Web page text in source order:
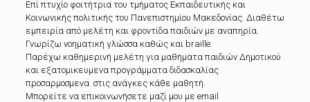
Επί πτυχίο φοιτήτρια του τμήματος Εκπαιδευτικής και
Κοινωνικής πολιτικής του Πανεπιστημίου Μακεδονίας. Διαθέτω
εμπειρία από μελέτη και φροντίδα παιδιών με αναπηρία.
Γνωρίζω νοηματική γλώσσα καθώς και braille.
Παρέχω καθημερινή μελέτη για μαθήματα παιδιών Δημοτικού
και εξατομικευμενα προγράμματα διδασκαλίας
προσαρμοσμενα στις ανάγκες κάθε μαθητή.
Μπορείτε να επικοινωνήσετε μαζί μου με email